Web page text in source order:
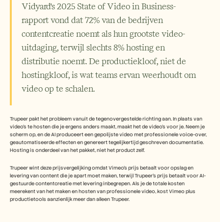
Vidyard's 2025 State of Video in Business-
rapport vond dat 72% van de bedrijven
contentcreatie noemt als hun grootste video-
uitdaging, terwijl slechts 8% hosting en
distributie noemt. De productiekloof, niet de
hostingkloof, is wat teams ervan weerhoudt om
video op te schalen.
Trupeer pakt het probleem vanuit de tegenovergestelde richting aan. In plaats van
video's te hosten die je ergens anders maakt, maakt het de video's voor je. Neem je
scherm op, en de AI produceert een gepolijste video met professionele voice-over,
geautomatiseerde effecten en genereert tegelijkertijd geschreven documentatie.
Hosting is onderdeel van het pakket, niet het product zelf.
Trupeer wint deze prijsvergelijking omdat Vimeo's prijs betaalt voor opslag en
levering van content die je apart moet maken, terwijl Trupeer's prijs betaalt voor AI-
gestuurde contentcreatie met levering inbegrepen. Als je de totale kosten
meerekent van het maken en hosten van professionele video, kost Vimeo plus
productietools aanzienlijk meer dan alleen Trupeer.
Klantverhalen
Helpcentrum
Prijzen
Voorverkoop
Klantensucces
Training
See more
Plan een demo